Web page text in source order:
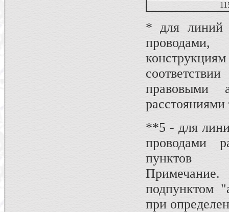
* для линий
правовыми
**5 - для
проводами
пунктов
подпунктом
при